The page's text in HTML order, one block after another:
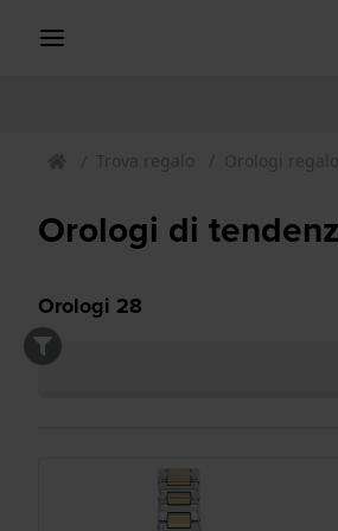
Trova regalo Orologi
Orologi di
Orologi 28